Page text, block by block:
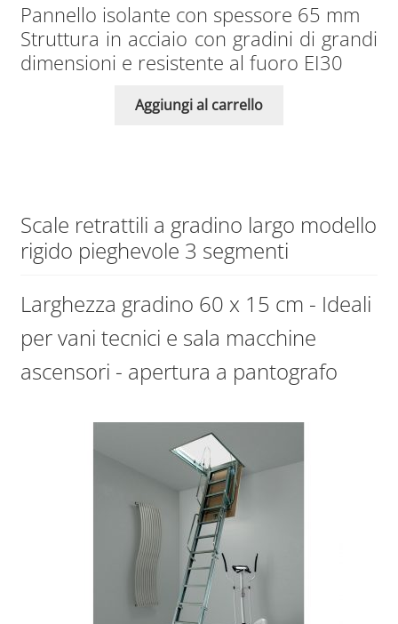
Pannello isolante con spessore 65 mm
Struttura in acciaio con gradini di grandi
dimensioni e resistente al fuoro EI30
Aggiungi al carrello
Scale retrattili a gradino largo modello
rigido pieghevole 3 segmenti
Larghezza gradino 60 x 15 cm - Ideali
per vani tecnici e sala macchine
ascensori - apertura a pantografo